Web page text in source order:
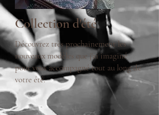
Collection d'été
Découvrez très prochainement les
nouveaux modèles que j'ai imaginé
pour vous accompagné tout au long de
votre été.